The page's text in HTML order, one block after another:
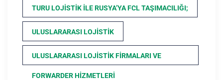
TURU LOJISTIK ILE RUSYA’YA FCL TAŞIMACILIĞI;
ULUSLARARASI LOJISTIK
ULUSLARARASI LOJISTIK FIRMALARI VE
FORWARDER HIZMETLERI